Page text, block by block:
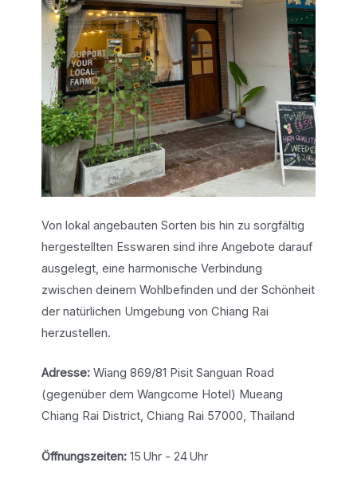
Von lokal angebauten Sorten bis hin zu sorgfältig
hergestellten Esswaren sind ihre Angebote darauf
ausgelegt, eine harmonische Verbindung
zwischen deinem Wohlbefinden und der Schönheit
der natürlichen Umgebung von Chiang Rai
herzustellen.
Adresse:Wiang 869/81 Pisit Sanguan Road
(gegenüber dem Wangcome Hotel) Mueang
Chiang Rai District, Chiang Rai 57000, Thailand
Öffnungszeiten:15 Uhr - 24 Uhr